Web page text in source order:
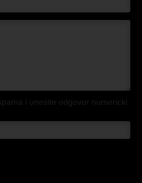
i unesite odgovor numericki